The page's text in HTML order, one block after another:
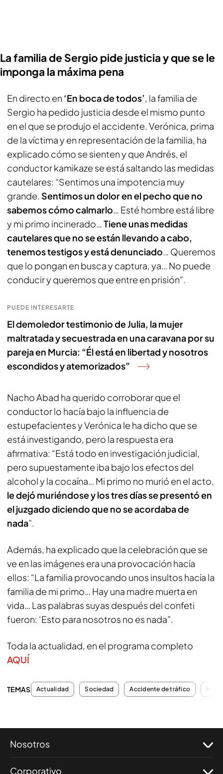
La familia de Sergio pide justicia y que se le
imponga la máxima pena
En directo en ‘En boca de todos’, la familia de
Sergio ha pedido justicia desde el mismo punto
en el que se produjo el accidente. Verónica, prima
de la víctima y en representación de la familia, ha
explicado cómo se sienten y que Andrés, el
conductor kamikaze se está saltando las medidas
cautelares: “Sentimos una impotencia muy
grande. Sentimos un dolor en el pecho que no
sabemos cómo calmarlo… Esté hombre está libre
y mi primo incinerado…Tiene unas medidas
cautelares que no se están llevando a cabo,
tenemos testigos y está denunciado… Queremos
que lo pongan en busca y captura, ya… No puede
conducir y queremos que entre en prisión”.
PUEDE INTERESARTE
El demoledor testimonio de Julia, la mujer
maltratada y secuestrada en una caravana por su
pareja en Murcia: “Él está en libertad y nosotros
escondidos y atemorizados”
Nacho Abad ha querido corroborar que el
conductor lo hacía bajo la influencia de
estupefacientes y Verónica le ha dicho que se
está investigando, pero la respuesta era
afirmativa: “Está todo en investigación judicial,
pero supuestamente iba bajo los efectos del
alcohol y la cocaína… Mi primo no murió en el acto,
le dejó muriéndose y los tres días se presentó en
el juzgado diciendo que no se acordaba de
nada”.
Además, ha explicado que la celebración que se
ve en las imágenes era una provocación hacía
ellos: “La familia provocando unos insultos hacía la
familia de mi primo… Hay una madre muerta en
vida… Las palabras suyas después del confeti
fueron: ‘Esto para nosotros no es nada”.
Toda la actualidad, en el programa completo
AQUÍ
TEMAS Actualidad Sociedad Accidente de tráfico
Nosotros
Corporativo